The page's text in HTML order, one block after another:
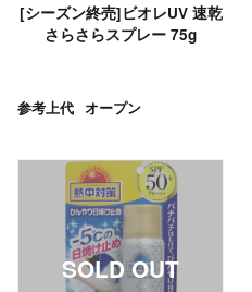
[シーズン終売]ビオレUV 速乾
さらさらスプレー 75g
参考上代 オープン